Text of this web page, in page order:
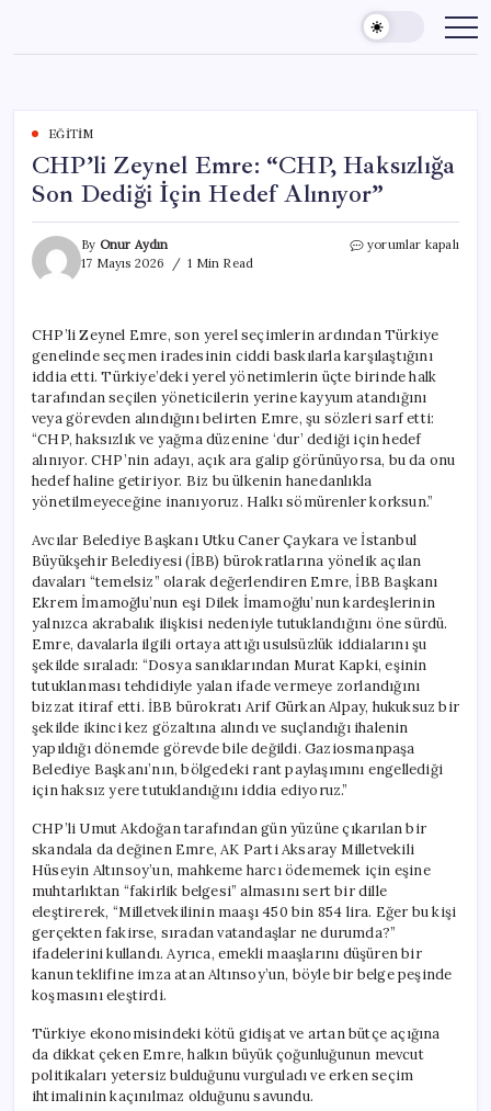
content
EĞITIM
CHP’li Zeynel Emre: “CHP, Haksızlığa
Son Dediği İçin Hedef Alınıyor”
By Onur Aydın
17 Mayıs 2026
1 Min Read
CHP’li
Son
Dediği
İçin
Hedef
Alınıyor”
için
yorumlar kapalı
CHP’li Zeynel Emre, son yerel seçimlerin ardından Türkiye
genelinde seçmen iradesinin ciddi baskılarla karşılaştığını
iddia etti. Türkiye’deki yerel yönetimlerin üçte birinde halk
tarafından seçilen yöneticilerin yerine kayyum atandığını
veya görevden alındığını belirten Emre, şu sözleri sarf etti:
“CHP, haksızlık ve yağma düzenine ‘dur’ dediği için hedef
alınıyor. CHP’nin adayı, açık ara galip görünüyorsa, bu da onu
hedef haline getiriyor. Biz bu ülkenin hanedanlıkla
yönetilmeyeceğine inanıyoruz. Halkı sömürenler korksun.”
Avcılar Belediye Başkanı Utku Caner Çaykara ve İstanbul
Büyükşehir Belediyesi (İBB) bürokratlarına yönelik açılan
davaları “temelsiz” olarak değerlendiren Emre, İBB Başkanı
Ekrem İmamoğlu’nun eşi Dilek İmamoğlu’nun kardeşlerinin
yalnızca akrabalık ilişkisi nedeniyle tutuklandığını öne sürdü.
Emre, davalarla ilgili ortaya attığı usulsüzlük iddialarını şu
şekilde sıraladı: “Dosya sanıklarından Murat Kapki, eşinin
tutuklanması tehdidiyle yalan ifade vermeye zorlandığını
bizzat itiraf etti. İBB bürokratı Arif Gürkan Alpay, hukuksuz bir
şekilde ikinci kez gözaltına alındı ve suçlandığı ihalenin
yapıldığı dönemde görevde bile değildi. Gaziosmanpaşa
Belediye Başkanı’nın, bölgedeki rant paylaşımını engellediği
için haksız yere tutuklandığını iddia ediyoruz.”
CHP’li Umut Akdoğan tarafından gün yüzüne çıkarılan bir
skandala da değinen Emre, AK Parti Aksaray Milletvekili
Hüseyin Altınsoy’un, mahkeme harcı ödememek için eşine
muhtarlıktan “fakirlik belgesi” almasını sert bir dille
eleştirerek, “Milletvekilinin maaşı 450 bin 854 lira. Eğer bu kişi
gerçekten fakirse, sıradan vatandaşlar ne durumda?”
ifadelerini kullandı. Ayrıca, emekli maaşlarını düşüren bir
kanun teklifine imza atan Altınsoy’un, böyle bir belge peşinde
koşmasını eleştirdi.
Türkiye ekonomisindeki kötü gidişat ve artan bütçe açığına
da dikkat çeken Emre, halkın büyük çoğunluğunun mevcut
politikaları yetersiz bulduğunu vurguladı ve erken seçim
ihtimalinin kaçınılmaz olduğunu savundu.